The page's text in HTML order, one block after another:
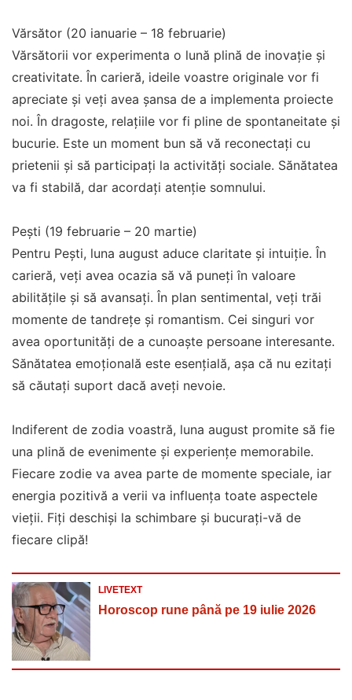
Vărsător (20 ianuarie – 18 februarie)
Vărsătorii vor experimenta o lună plină de inovație și
creativitate. În carieră, ideile voastre originale vor fi
apreciate și veți avea șansa de a implementa proiecte
noi. În dragoste, relațiile vor fi pline de spontaneitate și
bucurie. Este un moment bun să vă reconectați cu
prietenii și să participați la activități sociale. Sănătatea
va fi stabilă, dar acordați atenție somnului.
Pești (19 februarie – 20 martie)
Pentru Pești, luna august aduce claritate și intuiție. În
carieră, veți avea ocazia să vă puneți în valoare
abilitățile și să avansați. În plan sentimental, veți trăi
momente de tandrețe și romantism. Cei singuri vor
avea oportunități de a cunoaște persoane interesante.
Sănătatea emoțională este esențială, așa că nu ezitați
să căutați suport dacă aveți nevoie.
Indiferent de zodia voastră, luna august promite să fie
una plină de evenimente și experiențe memorabile.
Fiecare zodie va avea parte de momente speciale, iar
energia pozitivă a verii va influența toate aspectele
vieții. Fiți deschiși la schimbare și bucurați-vă de
fiecare clipă!
LIVETEXT
Horoscop rune până pe 19 iulie 2026